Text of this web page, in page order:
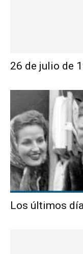
26 de julio de
Los últimos